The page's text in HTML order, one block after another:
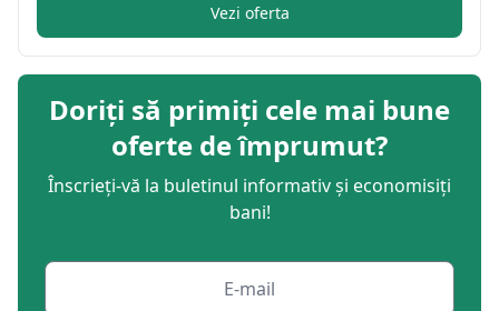
Vezi oferta
Doriți să primiți cele mai bune
oferte de împrumut?
Înscrieți-vă la buletinul informativ și economisiți
bani!